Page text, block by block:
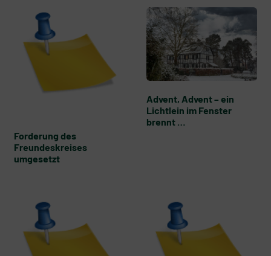
Forderung des
Freundeskreises
umgesetzt
Advent, Advent – ein
Lichtlein im Fenster
brennt …